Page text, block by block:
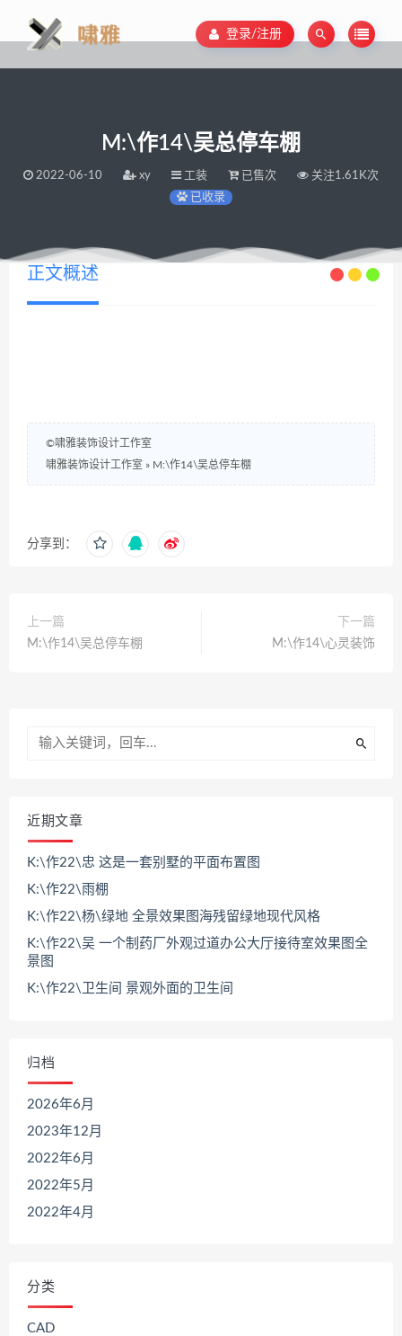
登录/注册
M:\作14\吴总停车棚
2022-06-10 xy 工装 已售次
关注1.61K次
已收录
正文概述
©啸雅装饰设计工作室
啸雅装饰设计工作室 » M:\作14\吴总停车棚
分享到：
上一篇
M:\作14\吴总停车棚
下一篇
M:\作14\心灵装饰
近期文章
K:\作22\忠 这是一套别墅的平面布置图
K:\作22\雨棚
K:\作22\杨\绿地 全景效果图海残留绿地现代风格
K:\作22\吴 一个制药厂外观过道办公大厅接待室效果图全
景图
K:\作22\卫生间 景观外面的卫生间
归档
2026年6月
2023年12月
2022年6月
2022年5月
2022年4月
分类
CAD